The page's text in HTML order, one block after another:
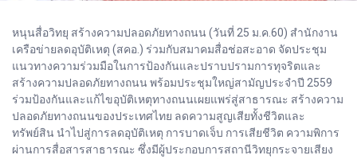
หนุนสื่อวิทยุ สร้างความปลอดภัยทางถนน (วันที่ 25 ม.ค.60) สำนักงาน
เครือข่ายลดอุบัติเหตุ (สคอ.) ร่วมกับสมาคมสื่อช่อสะอาด จัดประชุม
แนวทางความร่วมมือในการป้องกันและปราบปรามการทุจริตและ
สร้างความปลอดภัยทางถนน พร้อมประชุมใหญ่สามัญประจำปี 2559
ร่วมป้องกันและแก้ไขอุบัติเหตุทางถนนเผยแพร่สู่สาธารณะ สร้างความ
ปลอดภัยทางถนนของประเทศไทย ลดความสูญเสียทั้งชีวิตและ
ทรัพย์สิน นำไปสู่การลดอุบัติเหตุ การบาดเจ็บ การเสียชีวิต ความพิการ
ผ่านการสื่อสารสาธารณะ ซึ่งมีผู้ประกอบการสถานีวิทยุกระจายเสียง